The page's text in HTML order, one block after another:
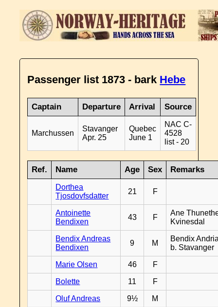
Passenger list 1873 - bark Hebe
Captain Departure Arrival Source
Marchussen
Stavanger
Apr. 25
Quebec
June 1
NAC C-
4528
list - 20
Ref. Name Age Sex Remarks
Dorthea
Tjosdovfsdatter
21 F
Antoinette
Bendixen
43 F
Ane
Kvinesdal
Bendix Andreas
Bendixen
9 M
Bendix
b. Stavanger
Marie Olsen 46 F
Bolette 11 F
Oluf Andreas 9½ M